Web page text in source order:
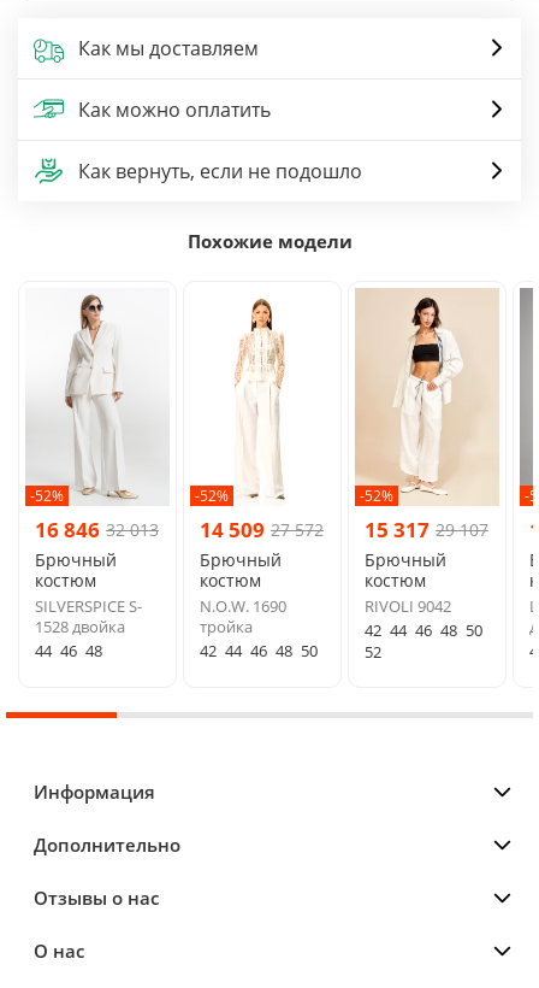
Как мы доставляем
Как можно оплатить
Как вернуть, если не подошло
Похожие модели
-52%
16 846 32 013
Брючный
костюм
SILVERSPICE S-
1528 двойка
44 46 48
-52%
14 509 27 572
Брючный
костюм
N.O.W. 1690
тройка
42 44 46 48 50
-52%
15 317 29 107
Брючный
костюм
RIVOLI 9042
42 44 46 48 50
52
-
Информация
Дополнительно
Отзывы о нас
О нас